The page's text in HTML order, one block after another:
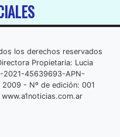
los derechos reservados
Propietaria: Lucia
2021-45639693-APN-
- Nº de edición: 001